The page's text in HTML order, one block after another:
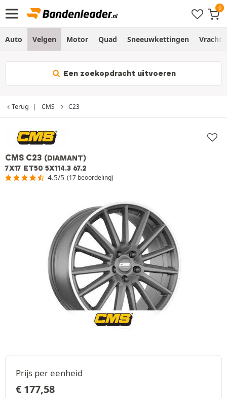
Auto Velgen Motor Quad Sneeuwkettingen
Een zoekopdracht uitvoeren
Terug CMS C23
CMS C23 (DIAMANT)
7X17 ET50 5X114.3 67.2
4.5/5 (17 beoordeling)
Prijs per eenheid
€ 177,58